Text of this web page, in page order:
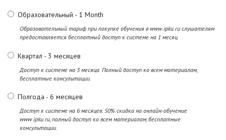
Образовательный - 1 Month
Образовательный тариф при покупке обучения в www.ipku.ru слушателям
предоставляется бесплатный доступ к системе на 1 месяц
Квартал - 3 месяцев
Доступ к системе на 3 месяца. Полный доступ ко всем материалам,
бесплатные консультации.
Полгода - 6 месяцев
Доступ к системе на 6 месяцев. 50% скидка на онлайн-обучение
www.ipku.ru, полный доступ ко всем материалам, бесплатные
консультации.